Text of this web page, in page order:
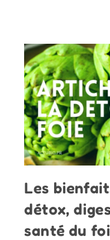
Les
détox,
santé du